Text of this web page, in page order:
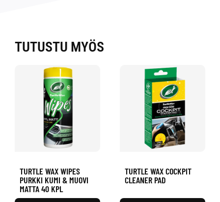
TUTUSTU MYÖS
TURTLE WAX WIPES
PURKKI KUMI & MUOVI
MATTA 40 KPL
TURTLE WAX COCKPIT
CLEANER PAD